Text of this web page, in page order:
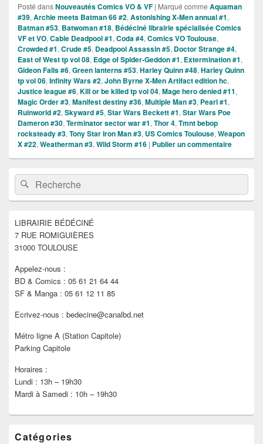
Posté dansNouveautés Comics VO & VF | Marqué comme Aquaman
#39, Archie meets Batman 66 #2, Astonishing X-Men annual #1,
Batman #53, Batwoman #18, Bédéciné librairie spécialisée Comics
VF et VO, Cable Deadpool #1, Coda #4, Comics VO Toulouse,
Crowded #1, Crude #5, Deadpool Assassin #5, Doctor Strange #4,
East of West tp vol 08, Edge of Spider-Geddon #1, Extermination #1,
Gideon Falls #6, Green lanterns #53, Harley Quinn #48, Harley Quinn
tp vol 06, Infinity Wars #2, John Byrne X-Men Artifact edition hc,
Justice league #6, Kill or be killed tp vol 04, Mage hero denied #11,
Magic Order #3, Manifest destiny #36, Multiple Man #3, Pearl #1,
Ruinworld #2, Skyward #5, Star Wars Beckett #1, Star Wars Poe
Dameron #30, Terminator sector war #1, Thor 4, Tmnt bebop
rocksteady #3, Tony Star Iron Man #3, US Comics Toulouse, Weapon
X #22, Weatherman #3, Wild Storm #16 | Publier un commentaire
Zone
principale
de
widget
barre
latérale
Recherche :Rechercher
LIBRAIRIE BÉDÉCINÉ
7 RUE ROMIGUIÈRES
31000 TOULOUSE
Appelez-nous :
BD & Comics : 05 61 21 64 44
SF & Manga : 05 61 12 11 85
Ecrivez-nous : bedecine@canalbd.net
Métro ligne A (Station Capitole)
Parking Capitole
Horaires :
Lundi : 13h – 19h30
Mardi à Samedi : 10h – 19h30
Catégories